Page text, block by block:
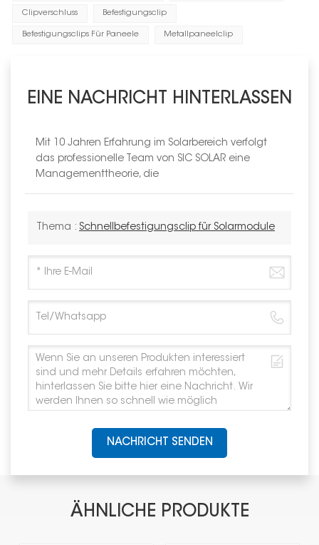
Clipverschluss Befestigungsclip
Befestigungsclips Für Paneele Metallpaneelclip
EINE NACHRICHT HINTERLASSEN
Mit 10 Jahren Erfahrung im Solarbereich verfolgt
das professionelle Team von SIC SOLAR eine
Managementtheorie, die
Thema : Schnellbefestigungsclip für Solarmodule
NACHRICHT SENDEN
ÄHNLICHE PRODUKTE